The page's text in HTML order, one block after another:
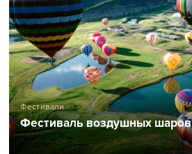
Фестивали
Фестиваль воздушных шаров